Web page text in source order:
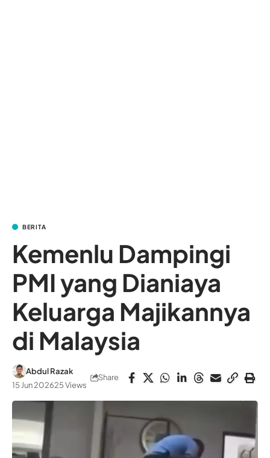
BERITA
Kemenlu Dampingi
PMI yang Dianiaya
Keluarga Majikannya
di Malaysia
Abdul Razak
15 Jun 202625 Views
Share